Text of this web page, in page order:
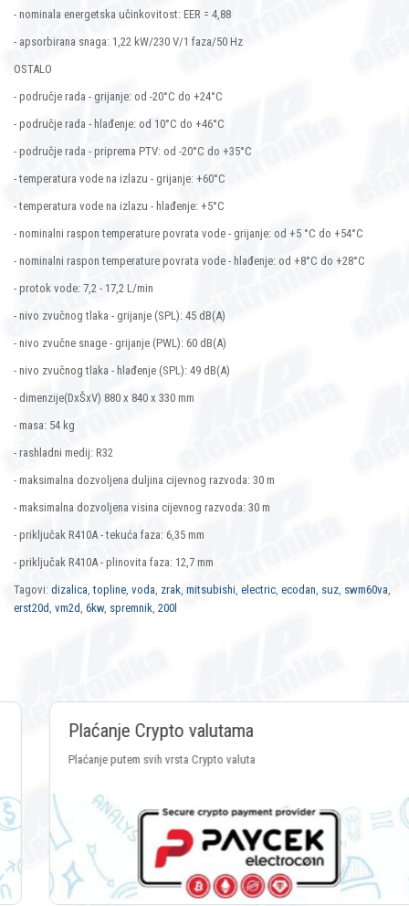
- nominala energetska učinkovitost: EER = 4,88
- apsorbirana snaga: 1,22 kW/230 V/1 faza/50 Hz
OSTALO
- područje rada - grijanje: od -20°C do +24°C
- područje rada - hlađenje: od 10°C do +46°C
- područje rada - priprema PTV: od -20°C do +35°C
- temperatura vode na izlazu - grijanje: +60°C
- temperatura vode na izlazu - hlađenje: +5°C
- nominalni raspon temperature povrata vode - grijanje: od +5 °C do +54°C
- nominalni raspon temperature povrata vode - hlađenje: od +8°C do +28°C
- protok vode: 7,2 - 17,2 L/min
- nivo zvučnog tlaka - grijanje (SPL): 45 dB(A)
- nivo zvučne snage - grijanje (PWL): 60 dB(A)
- nivo zvučnog tlaka - hlađenje (SPL): 49 dB(A)
- dimenzije(DxŠxV) 880 x 840 x 330 mm
- masa: 54 kg
- rashladni medij: R32
- maksimalna dozvoljena duljina cijevnog razvoda: 30 m
- maksimalna dozvoljena visina cijevnog razvoda: 30 m
- priključak R410A - tekuća faza: 6,35 mm
- priključak R410A - plinovita faza: 12,7 mm
Tagovi: dizalica,topline, voda, zrak, mitsubishi, electric, ecodan, suz, swm60va,
erst20d, vm2d, 6kw, spremnik, 200l
Plaćanje Crypto valutama
Plaćanje putem svih vrsta Crypto valuta